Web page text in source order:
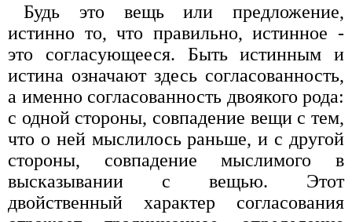
Будь это вещь или предложение,
истинно то, что правильно, истинное -
это согласующееся. Быть истинным и
истина означают здесь согласованность,
а именно согласованность двоякого рода:
с одной стороны, совпадение вещи с тем,
что о ней мыслилось раньше, и с другой
стороны, совпадение мыслимого в
высказывании с вещью. Этот
двойственный характер согласования